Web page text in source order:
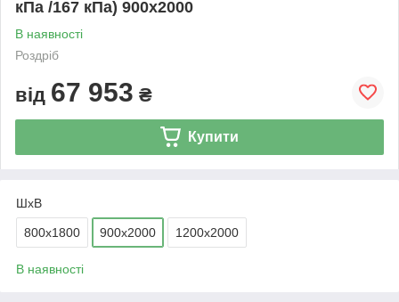
кПа /167 кПа) 900х2000
В наявності
Роздріб
від 67 953 ₴
Купити
ШхВ
800х1800 900х2000 1200х2000
В наявності